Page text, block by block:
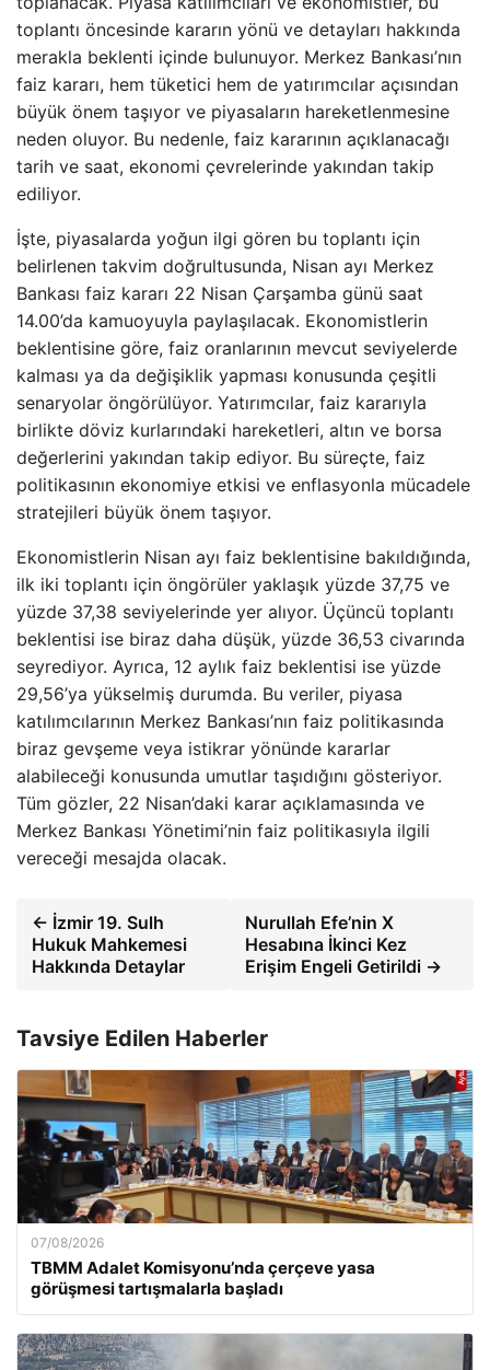
toplantı öncesinde kararın yönü ve detayları hakkında
merakla beklenti içinde bulunuyor. Merkez Bankası’nın
faiz kararı, hem tüketici hem de yatırımcılar açısından
büyük önem taşıyor ve piyasaların hareketlenmesine
neden oluyor. Bu nedenle, faiz kararının açıklanacağı
tarih ve saat, ekonomi çevrelerinde yakından takip
ediliyor.
İşte, piyasalarda yoğun ilgi gören bu toplantı için
belirlenen takvim doğrultusunda, Nisan ayı Merkez
Bankası faiz kararı 22 Nisan Çarşamba günü saat
14.00’da kamuoyuyla paylaşılacak. Ekonomistlerin
beklentisine göre, faiz oranlarının mevcut seviyelerde
kalması ya da değişiklik yapması konusunda çeşitli
senaryolar öngörülüyor. Yatırımcılar, faiz kararıyla
birlikte döviz kurlarındaki hareketleri, altın ve borsa
değerlerini yakından takip ediyor. Bu süreçte, faiz
politikasının ekonomiye etkisi ve enflasyonla mücadele
stratejileri büyük önem taşıyor.
Ekonomistlerin Nisan ayı faiz beklentisine bakıldığında,
ilk iki toplantı için öngörüler yaklaşık yüzde 37,75 ve
yüzde 37,38 seviyelerinde yer alıyor. Üçüncü toplantı
beklentisi ise biraz daha düşük, yüzde 36,53 civarında
seyrediyor. Ayrıca, 12 aylık faiz beklentisi ise yüzde
29,56’ya yükselmiş durumda. Bu veriler, piyasa
katılımcılarının Merkez Bankası’nın faiz politikasında
biraz gevşeme veya istikrar yönünde kararlar
alabileceği konusunda umutlar taşıdığını gösteriyor.
Tüm gözler, 22 Nisan’daki karar açıklamasında ve
Merkez Bankası Yönetimi’nin faiz politikasıyla ilgili
vereceği mesajda olacak.
← İzmir 19. Sulh
Hukuk Mahkemesi
Hakkında Detaylar
Nurullah Efe’nin X
Hesabına İkinci Kez
Erişim Engeli Getirildi →
Tavsiye Edilen Haberler
07/08/2026
TBMM Adalet Komisyonu’nda çerçeve yasa
görüşmesi tartışmalarla başladı